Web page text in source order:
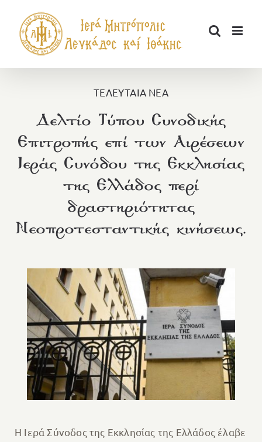
περιεχόμενο
ΤΕΛΕΥΤΑΙΑ ΝΕΑ
Δελτίο Τύπου Συνοδικής
Επιτροπής επί των Αιρέσεων
Ιεράς Συνόδου της Εκκλησίας
της Ελλάδος περί
δραστηριότητας
Νεοπροτεσταντικής κινήσεως.
Η Ιερά Σύνοδος της Εκκλησίας της Ελλάδος έλαβε